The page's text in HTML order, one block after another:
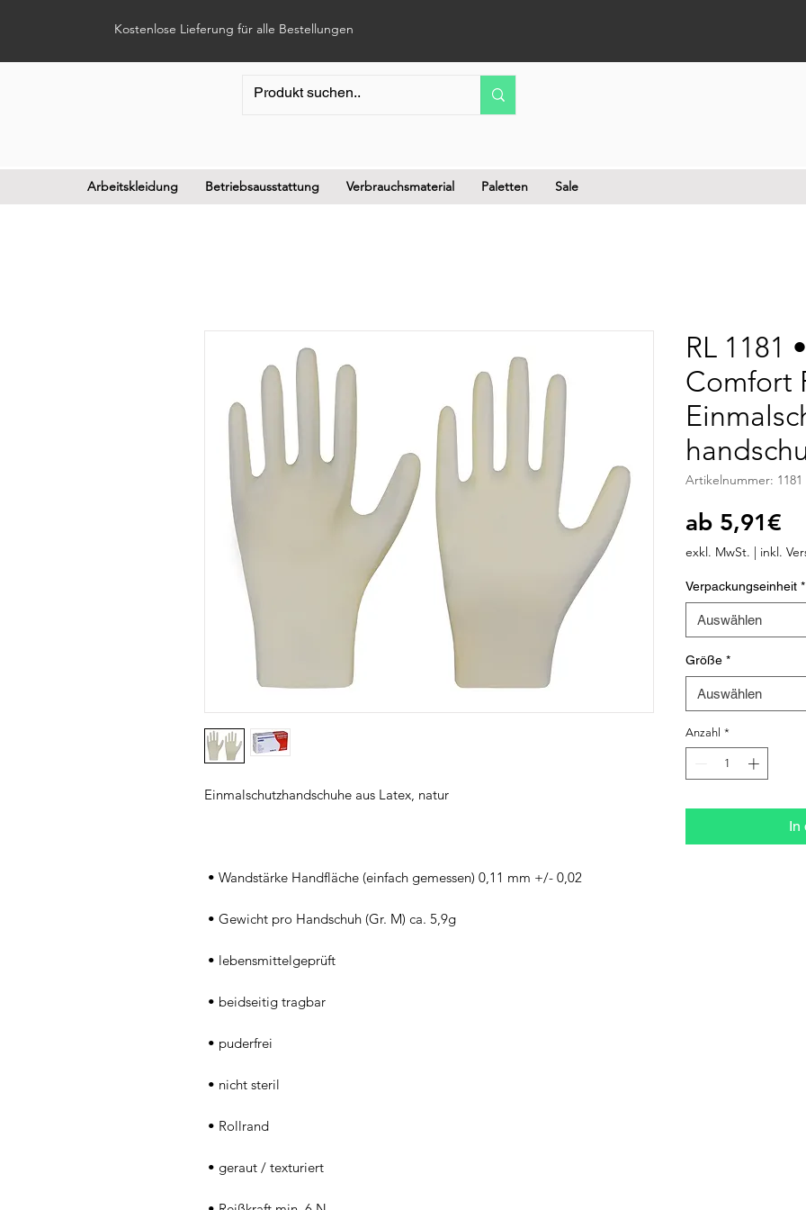
Kostenlose Lieferung für alle Bestellungen
Arbeitskleidung Betriebsausstattung Verbrauchsmaterial Paletten Sale
Einmalschutzhandschuhe aus Latex, natur
• Wandstärke Handfläche (einfach gemessen) 0,11 mm +/- 0,02
• Gewicht pro Handschuh (Gr. M) ca. 5,9g
• lebensmittelgeprüft
• beidseitig tragbar
• puderfrei
• nicht steril
• Rollrand
• geraut / texturiert
RL 1181
Comfort
Artikelnummer: 1181
ab 5,91€
exkl. MwSt. | inkl.
Verpackungseinheit *
Auswählen
Größe *
Auswählen
Anzahl *
In